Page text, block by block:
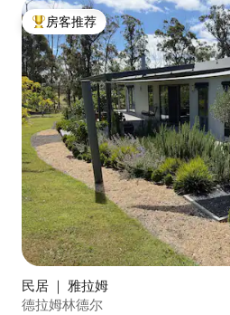
热门「房客推荐」
房客推荐
民居 ｜ 雅拉姆
德拉姆林德尔